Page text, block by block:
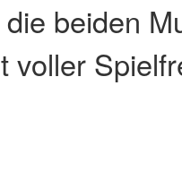
beiden
voller